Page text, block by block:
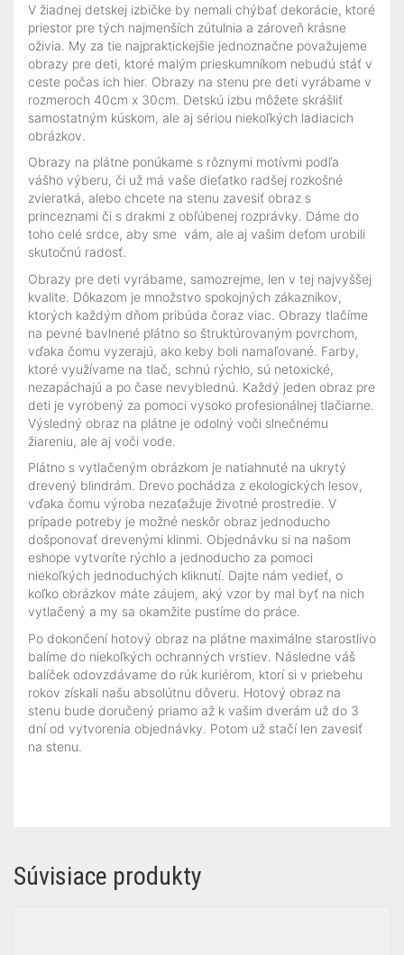
V žiadnej detskej izbičke by nemali chýbať dekorácie, ktoré
priestor pre tých najmenších zútulnia a zároveň krásne
oživia. My za tie najpraktickejšie jednoznačne považujeme
obrazy pre deti, ktoré malým prieskumníkom nebudú stáť v
ceste počas ich hier. Obrazy na stenu pre deti vyrábame v
rozmeroch 40cm x 30cm. Detskú izbu môžete skrášliť
samostatným kúskom, ale aj sériou niekoľkých ladiacich
obrázkov.
Obrazy na plátne ponúkame s rôznymi motívmi podľa
vášho výberu, či už má vaše dieťatko radšej rozkošné
zvieratká, alebo chcete na stenu zavesiť obraz s
princeznami či s drakmi z obľúbenej rozprávky. Dáme do
toho celé srdce, aby sme vám, ale aj vašim deťom urobili
skutočnú radosť.
Obrazy pre deti vyrábame, samozrejme, len v tej najvyššej
kvalite. Dôkazom je množstvo spokojných zákazníkov,
ktorých každým dňom pribúda čoraz viac. Obrazy tlačíme
na pevné bavlnené plátno so štruktúrovaným povrchom,
vďaka čomu vyzerajú, ako keby boli namaľované. Farby,
ktoré využívame na tlač, schnú rýchlo, sú netoxické,
nezapáchajú a po čase nevyblednú. Každý jeden obraz pre
deti je vyrobený za pomoci vysoko profesionálnej tlačiarne.
Výsledný obraz na plátne je odolný voči slnečnému
žiareniu, ale aj voči vode.
Plátno s vytlačeným obrázkom je natiahnuté na ukrytý
drevený blindrám. Drevo pochádza z ekologických lesov,
vďaka čomu výroba nezaťažuje životné prostredie. V
prípade potreby je možné neskôr obraz jednoducho
došponovať drevenými klinmi. Objednávku si na našom
eshope vytvoríte rýchlo a jednoducho za pomoci
niekoľkých jednoduchých kliknutí. Dajte nám vedieť, o
koľko obrázkov máte záujem, aký vzor by mal byť na nich
vytlačený a my sa okamžite pustíme do práce.
Po dokončení hotový obraz na plátne maximálne starostlivo
balíme do niekoľkých ochranných vrstiev. Následne váš
balíček odovzdávame do rúk kuriérom, ktorí si v priebehu
rokov získali našu absolútnu dôveru. Hotový obraz na
stenu bude doručený priamo až k vašim dverám už do 3
dní od vytvorenia objednávky. Potom už stačí len zavesiť
na stenu.
Súvisiace produkty